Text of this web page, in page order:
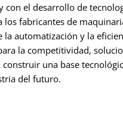
con el desarrollo de
los fabricantes de
la automatización y la
la competitividad,
construir una base
del futuro.